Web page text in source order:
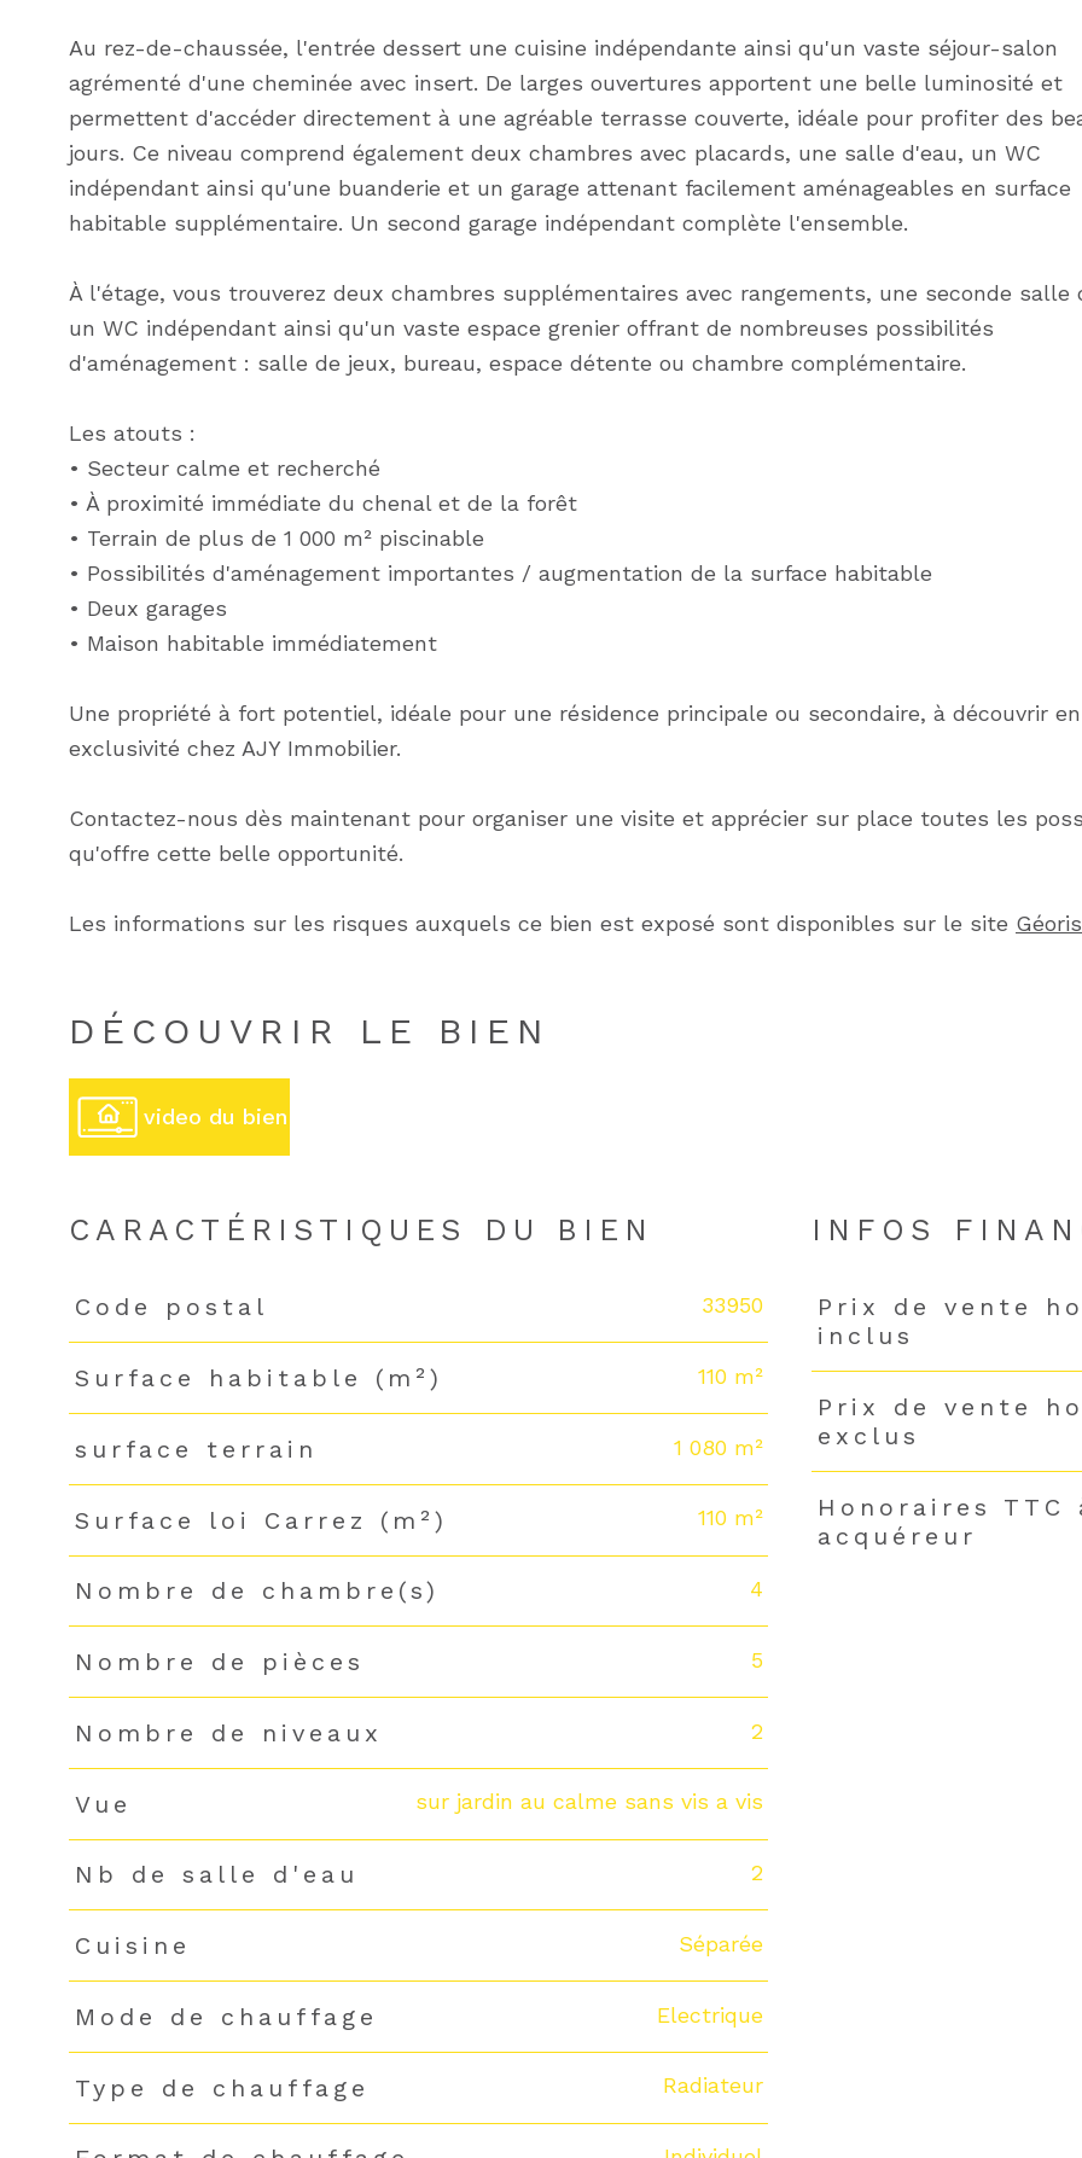
Au rez-de-chaussée, l'entrée dessert une cuisine indépendante ainsi qu'un vaste séjour-salon
agrémenté d'une cheminée avec insert. De larges ouvertures apportent une belle luminosité et
permettent d'accéder directement à une agréable terrasse couverte, idéale pour profiter des
jours. Ce niveau comprend également deux chambres avec placards, une salle d'eau, un WC
indépendant ainsi qu'une buanderie et un garage attenant facilement aménageables en surface
habitable supplémentaire. Un second garage indépendant complète l'ensemble.
À l'étage, vous trouverez deux chambres supplémentaires avec rangements, une seconde salle
un WC indépendant ainsi qu'un vaste espace grenier offrant de nombreuses possibilités
d'aménagement : salle de jeux, bureau, espace détente ou chambre complémentaire.
Les atouts :
• Secteur calme et recherché
• À proximité immédiate du chenal et de la forêt
• Terrain de plus de 1 000 m² piscinable
• Possibilités d'aménagement importantes / augmentation de la surface habitable
• Deux garages
• Maison habitable immédiatement
Une propriété à fort potentiel, idéale pour une résidence principale ou secondaire, à découvrir en
exclusivité chez AJY Immobilier.
Contactez-nous dès maintenant pour organiser une visite et apprécier sur place toutes les
qu'offre cette belle opportunité.
Les informations sur les risques auxquels ce bien est exposé sont disponibles sur le site
DÉCOUVRIR LE BIEN
video du bien
CARACTÉRISTIQUES DU BIEN
Caractéristiques Valeurs
Code postal 33950
Surface habitable (m²) 110 m²
surface terrain 1 080 m²
Surface loi Carrez (m²) 110 m²
Nombre de chambre(s) 4
Nombre de pièces 5
Nombre de niveaux 2
Vue sur jardin au calme sans vis a vis
Nb de salle d'eau 2
Cuisine Séparée
Mode de chauffage Electrique
Type de chauffage Radiateur
INFOS
Caractéristiques Valeurs
Prix de vente
inclus
Prix de vente
exclus
Honoraires TTC
acquéreur